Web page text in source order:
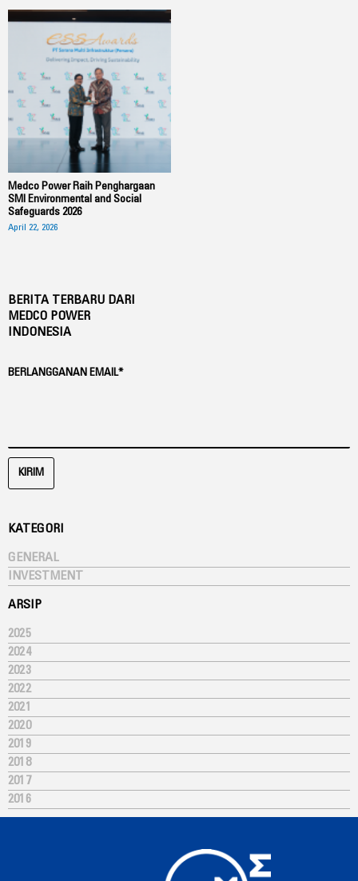
Medco Power Raih Penghargaan
SMI Environmental and Social
Safeguards 2026
April 22, 2026
BERITA TERBARU DARI
MEDCO POWER
INDONESIA
BERLANGGANAN EMAIL*
KIRIM
KATEGORI
GENERAL
INVESTMENT
ARSIP
2025
2024
2023
2022
2021
2020
2019
2018
2017
2016